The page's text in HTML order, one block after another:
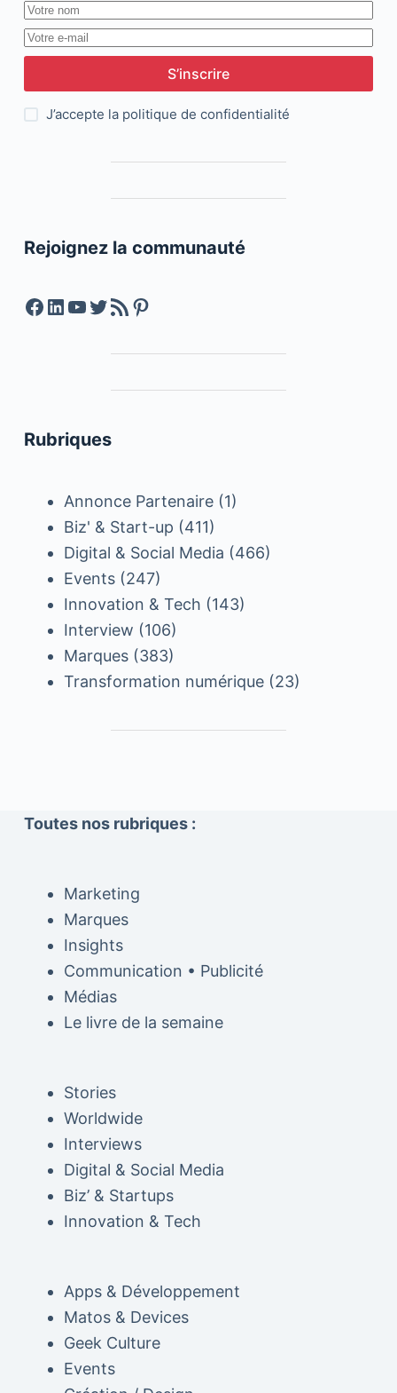
S’inscrire
J’accepte la politique de confidentialité
Rejoignez la communauté
Facebook
LinkedIn
YouTube
Twitter
Feed RSSPinterest
Rubriques
Annonce Partenaire(1)
Biz' & Start-up (411)
Digital & Social Media (466)
Events(247)
Innovation & Tech (143)
Interview (106)
Marques(383)
Transformation numérique(23)
Toutes nos rubriques :
Marketing
Marques
Insights
Communication • Publicité
Médias
Le livre de la semaine
Stories
Worldwide
Interviews
Digital & Social Media
Biz’ & Startups
Innovation & Tech
Apps & Développement
Matos & Devices
Geek Culture
Events